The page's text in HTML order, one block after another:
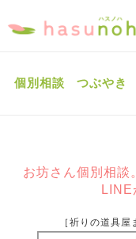
個別相談 つぶやき
お坊さん個別相談
LINE
［祈りの道具